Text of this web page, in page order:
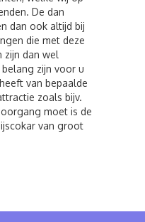
De dan
dan ook altijd bij
die met deze
zijn dan wel
zijn voor u
van bepaalde
zoals bijv.
moet is de
van groot